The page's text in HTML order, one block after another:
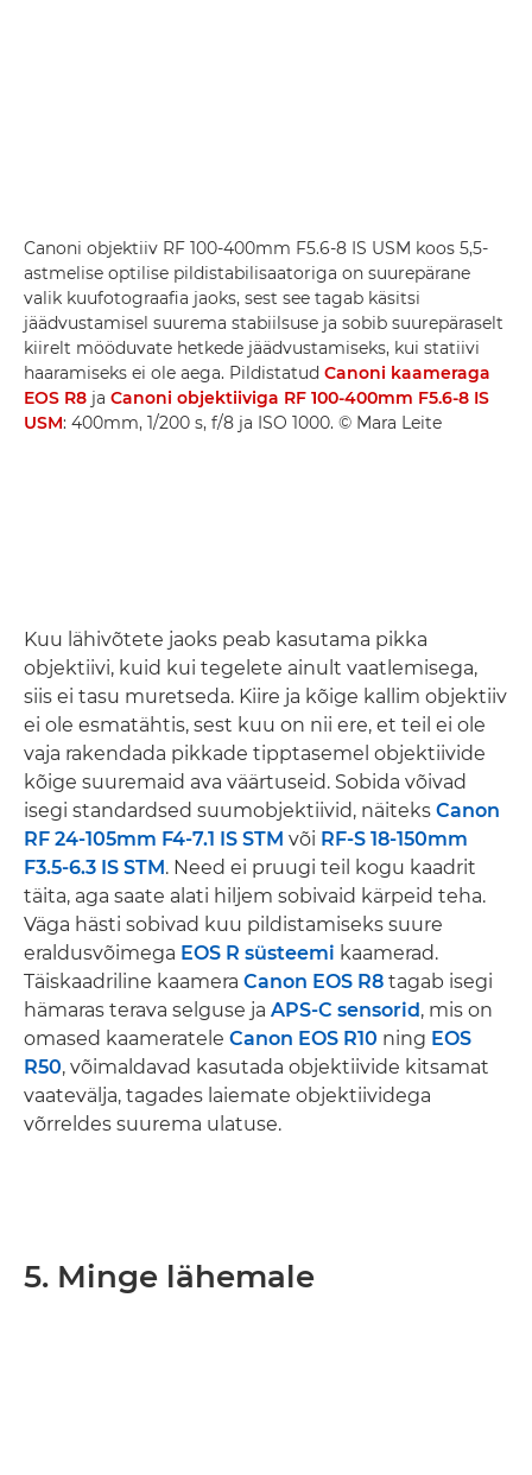
Canoni objektiiv RF 100-400mm F5.6-8 IS USM koos 5,5-
astmelise optilise pildistabilisaatoriga on suurepärane
valik kuufotograafia jaoks, sest see tagab käsitsi
jäädvustamisel suurema stabiilsuse ja sobib suurepäraselt
kiirelt mööduvate hetkede jäädvustamiseks, kui statiivi
haaramiseks ei ole aega. Pildistatud Canoni kaameraga
EOS R8 ja Canoni objektiiviga RF 100-400mm F5.6-8 IS
USM: 400mm, 1/200 s, f/8 ja ISO 1000. © Mara Leite
Kuu lähivõtete jaoks peab kasutama pikka
objektiivi, kuid kui tegelete ainult vaatlemisega,
siis ei tasu muretseda. Kiire ja kõige kallim objektiiv
ei ole esmatähtis, sest kuu on nii ere, et teil ei ole
vaja rakendada pikkade tipptasemel objektiivide
kõige suuremaid ava väärtuseid. Sobida võivad
isegi standardsed suumobjektiivid, näiteks Canon
RF 24-105mm F4-7.1 IS STM või RF-S 18-150mm
F3.5-6.3 IS STM. Need ei pruugi teil kogu kaadrit
täita, aga saate alati hiljem sobivaid kärpeid teha.
Väga hästi sobivad kuu pildistamiseks suure
eraldusvõimega EOS R süsteemi kaamerad.
Täiskaadriline kaamera Canon EOS R8 tagab isegi
hämaras terava selguse ja APS-C sensorid, mis on
omased kaameratele Canon EOS R10 ning EOS
R50, võimaldavad kasutada objektiivide kitsamat
vaatevälja, tagades laiemate objektiividega
võrreldes suurema ulatuse.
5. Minge lähemale